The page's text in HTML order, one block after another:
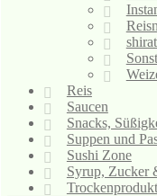
Reis
Saucen
Snacks,
Suppen und
Sushi Zone
Syrup, Zucker